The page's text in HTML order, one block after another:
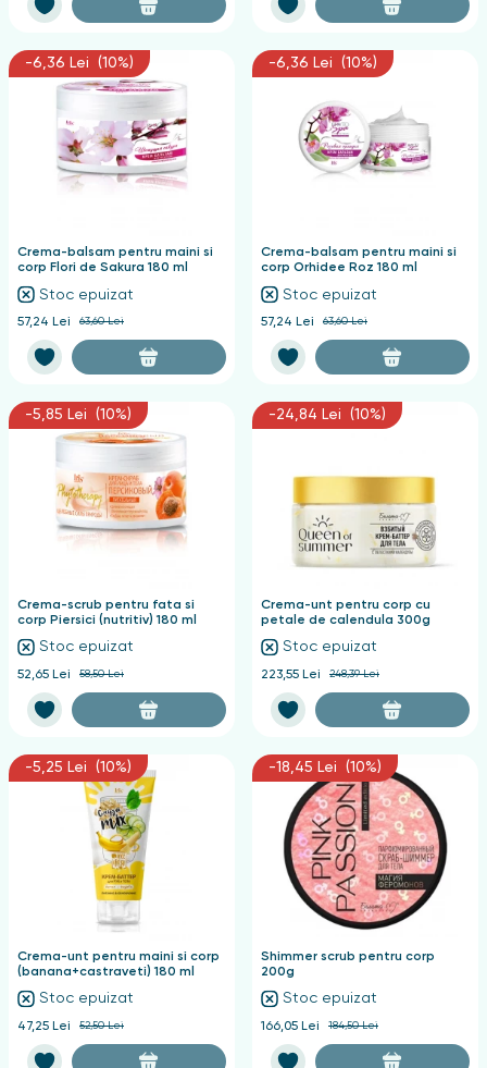
-6,36 Lei (10%)
Crema-balsam pentru maini si
corp Flori de Sakura 180 ml
Stoc epuizat
57,24 Lei 63,60 Lei
-6,36 Lei (10%)
Crema-balsam pentru maini si
corp Orhidee Roz 180 ml
Stoc epuizat
57,24 Lei 63,60 Lei
-5,85 Lei (10%)
Crema-scrub pentru fata si
corp Piersici (nutritiv) 180 ml
Stoc epuizat
52,65 Lei 58,50 Lei
-24,84 Lei (10%)
Crema-unt pentru corp cu
petale de calendula 300g
Stoc epuizat
223,55 Lei 248,39 Lei
-5,25 Lei (10%)
Crema-unt pentru maini si corp
(banana+castraveti) 180 ml
Stoc epuizat
47,25 Lei 52,50 Lei
-18,45 Lei (10%)
Shimmer scrub pentru corp
200g
Stoc epuizat
166,05 Lei 184,50 Lei